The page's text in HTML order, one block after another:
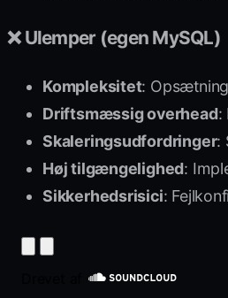
❌ Ulemper (egen MySQL)
Kompleksitet:
Driftsmæssig overhead:
Skaleringsudfordringer:
Høj tilgængelighed:
Sikkerhedsrisici: